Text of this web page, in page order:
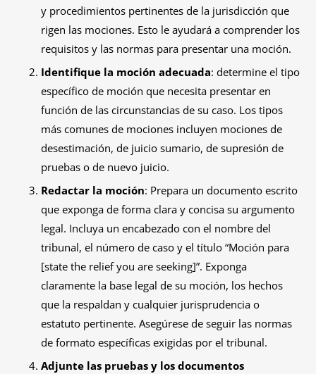
y procedimientos pertinentes de la jurisdicción que
rigen las mociones. Esto le ayudará a comprender los
requisitos y las normas para presentar una moción.
Identifique la moción adecuada: determine el tipo
específico de moción que necesita presentar en
función de las circunstancias de su caso. Los tipos
más comunes de mociones incluyen mociones de
desestimación, de juicio sumario, de supresión de
pruebas o de nuevo juicio.
Redactar la moción: Prepara un documento escrito
que exponga de forma clara y concisa su argumento
legal. Incluya un encabezado con el nombre del
tribunal, el número de caso y el título “Moción para
[state the relief you are seeking]”. Exponga
claramente la base legal de su moción, los hechos
que la respaldan y cualquier jurisprudencia o
estatuto pertinente. Asegúrese de seguir las normas
de formato específicas exigidas por el tribunal.
Adjunte las pruebas y los documentos